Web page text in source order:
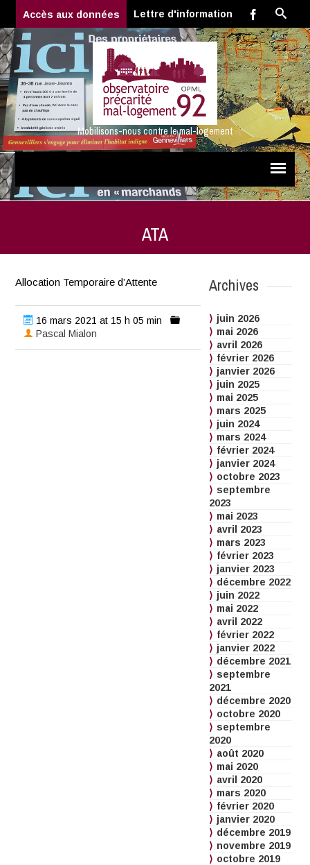
Accès aux données Lettre d'information
Mobilisons-nous contre le mal-logement
ATA
Allocation Temporaire d’Attente
16 mars 2021 at 15 h 05 min
Pascal Mialon
Archives
juin 2026
mai 2026
avril 2026
février 2026
janvier 2026
juin 2025
mai 2025
mars 2025
juin 2024
mars 2024
février 2024
janvier 2024
octobre 2023
septembre
2023
mai 2023
avril 2023
mars 2023
février 2023
janvier 2023
décembre 2022
juin 2022
mai 2022
avril 2022
février 2022
janvier 2022
décembre 2021
septembre
2021
décembre 2020
octobre 2020
septembre
2020
août 2020
mai 2020
avril 2020
mars 2020
février 2020
janvier 2020
décembre 2019
novembre 2019
octobre 2019